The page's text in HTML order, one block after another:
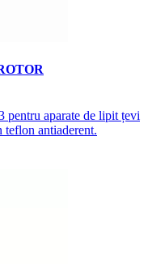
aparate de lipit țevi
antiaderent.